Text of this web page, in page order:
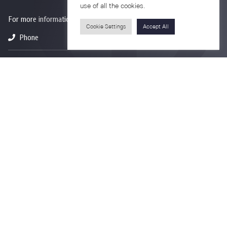
For more information please contact
Phone
+66-2218-1185
use of all the cookies.
Cookie Settings Accept All